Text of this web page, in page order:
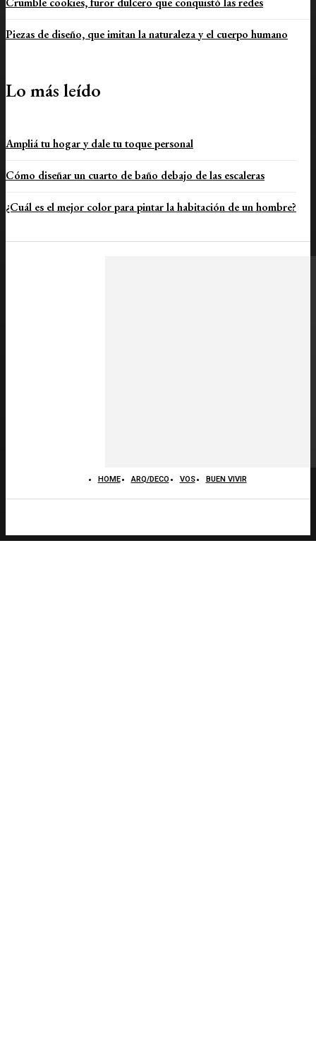
Piezas de diseño, que imitan la naturaleza y el cuerpo humano
Lo más leído
Ampliá tu hogar y dale tu toque personal
Cómo diseñar un cuarto de baño debajo de las escaleras
¿Cuál es el mejor color para pintar la habitación de un hombre?
HOME ARQ/DECO VOS BUEN VIVIR